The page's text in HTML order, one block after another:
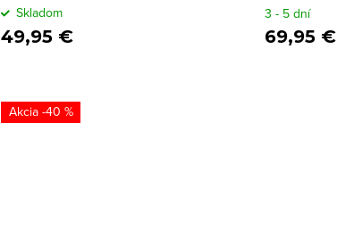
49,95 €
Skladom
69,95 €
3 - 5 dní
-40 %